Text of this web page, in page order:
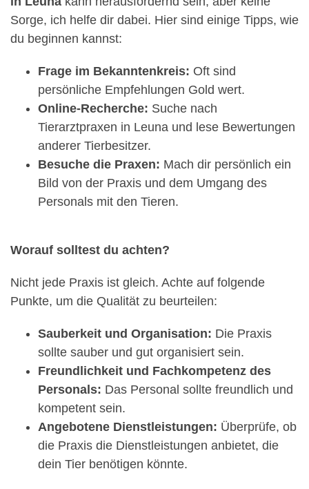
Sorge, ich helfe dir dabei. Hier sind einige Tipps, wie
du beginnen kannst:
Frage im Bekanntenkreis: Oft sind
persönliche Empfehlungen Gold wert.
Online-Recherche: Suche nach
Tierarztpraxen in Leuna und lese Bewertungen
anderer Tierbesitzer.
Besuche die Praxen: Mach dir persönlich ein
Bild von der Praxis und dem Umgang des
Personals mit den Tieren.
Worauf solltest du achten?
Nicht jede Praxis ist gleich. Achte auf folgende
Punkte, um die Qualität zu beurteilen:
Sauberkeit und Organisation: Die Praxis
sollte sauber und gut organisiert sein.
Freundlichkeit und Fachkompetenz des
Personals: Das Personal sollte freundlich und
kompetent sein.
Angebotene Dienstleistungen: Überprüfe, ob
die Praxis die Dienstleistungen anbietet, die
dein Tier benötigen könnte.